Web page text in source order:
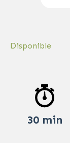
Disponible
30 min